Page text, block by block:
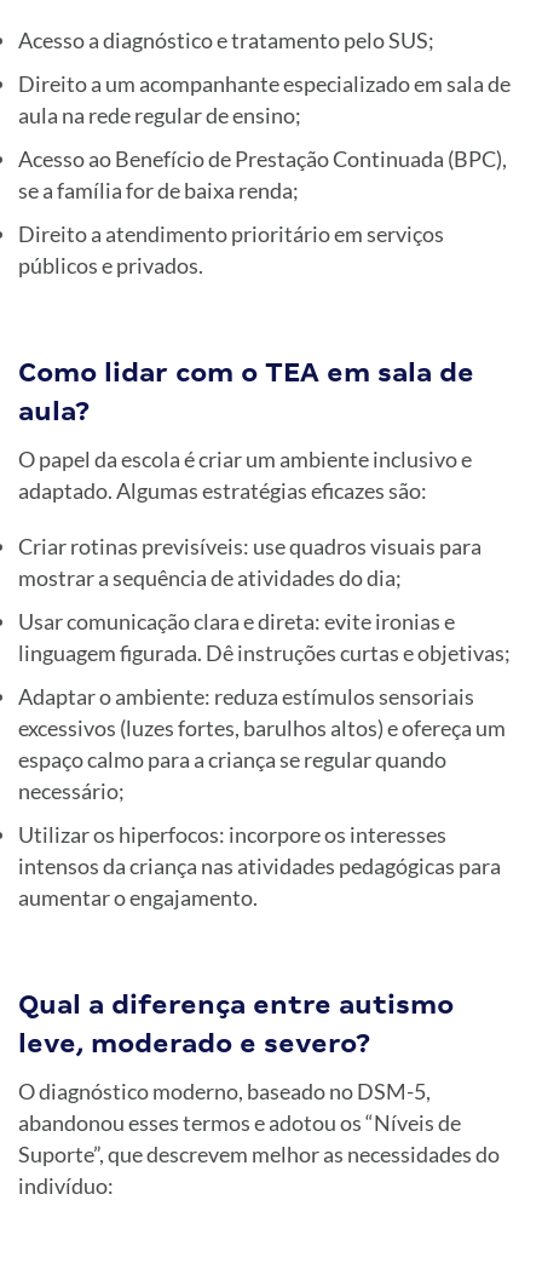
Acesso a diagnóstico e tratamento pelo SUS;
Direito a um acompanhante especializado em sala de
aula na rede regular de ensino;
Acesso ao Benefício de Prestação Continuada (BPC),
se a família for de baixa renda;
Direito a atendimento prioritário em serviços
públicos e privados.
Como lidar com o TEA em sala de
aula?
O papel da escola é criar um ambiente inclusivo e
adaptado. Algumas estratégias eficazes são:
Criar rotinas previsíveis: use quadros visuais para
mostrar a sequência de atividades do dia;
Usar comunicação clara e direta: evite ironias e
linguagem figurada. Dê instruções curtas e objetivas;
Adaptar o ambiente: reduza estímulos sensoriais
excessivos (luzes fortes, barulhos altos) e ofereça um
espaço calmo para a criança se regular quando
necessário;
Utilizar os hiperfocos: incorpore os interesses
intensos da criança nas atividades pedagógicas para
aumentar o engajamento.
Qual a diferença entre autismo
leve, moderado e severo?
O diagnóstico moderno, baseado no DSM-5,
abandonou esses termos e adotou os “Níveis de
Suporte”, que descrevem melhor as necessidades do
indivíduo: